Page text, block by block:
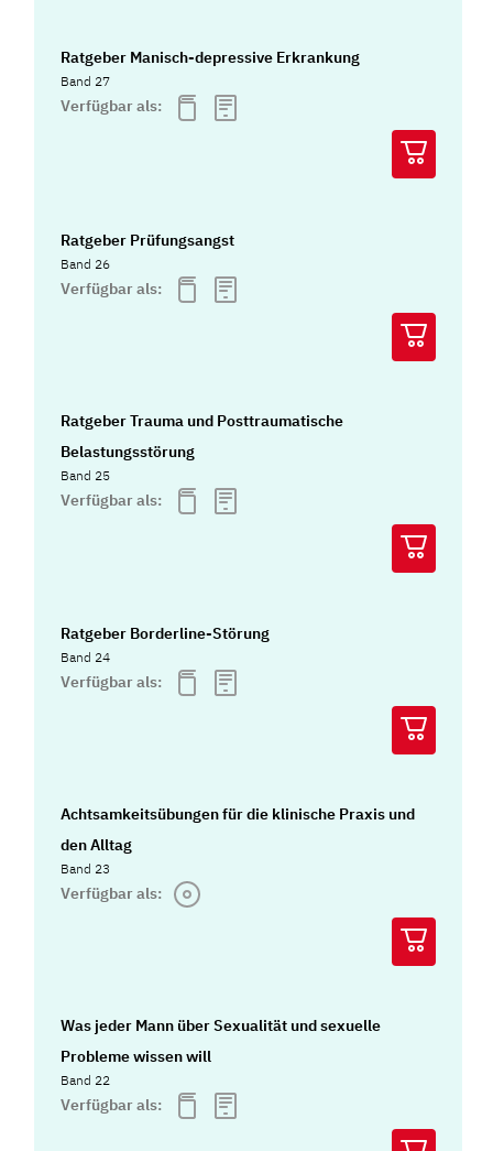
Ratgeber Manisch-depressive Erkrankung
Band 27
Verfügbar als:
Ratgeber Prüfungsangst
Band 26
Verfügbar als:
Ratgeber Trauma und Posttraumatische
Belastungsstörung
Band 25
Verfügbar als:
Ratgeber Borderline-Störung
Band 24
Verfügbar als:
Achtsamkeitsübungen für die klinische Praxis und
den Alltag
Band 23
Verfügbar als:
Was jeder Mann über Sexualität und sexuelle
Probleme wissen will
Band 22
Verfügbar als: